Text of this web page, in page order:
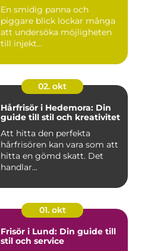
En smidig panna och
piggare blick lockar många
att undersöka möjligheten
till injekt...
02. okt
Hårfrisör i Hedemora: Din
guide till stil och kreativitet
Att hitta den perfekta
hårfrisören kan vara som att
hitta en gömd skatt. Det
handlar...
01. okt
Frisör i Lund: Din guide till
stil och service